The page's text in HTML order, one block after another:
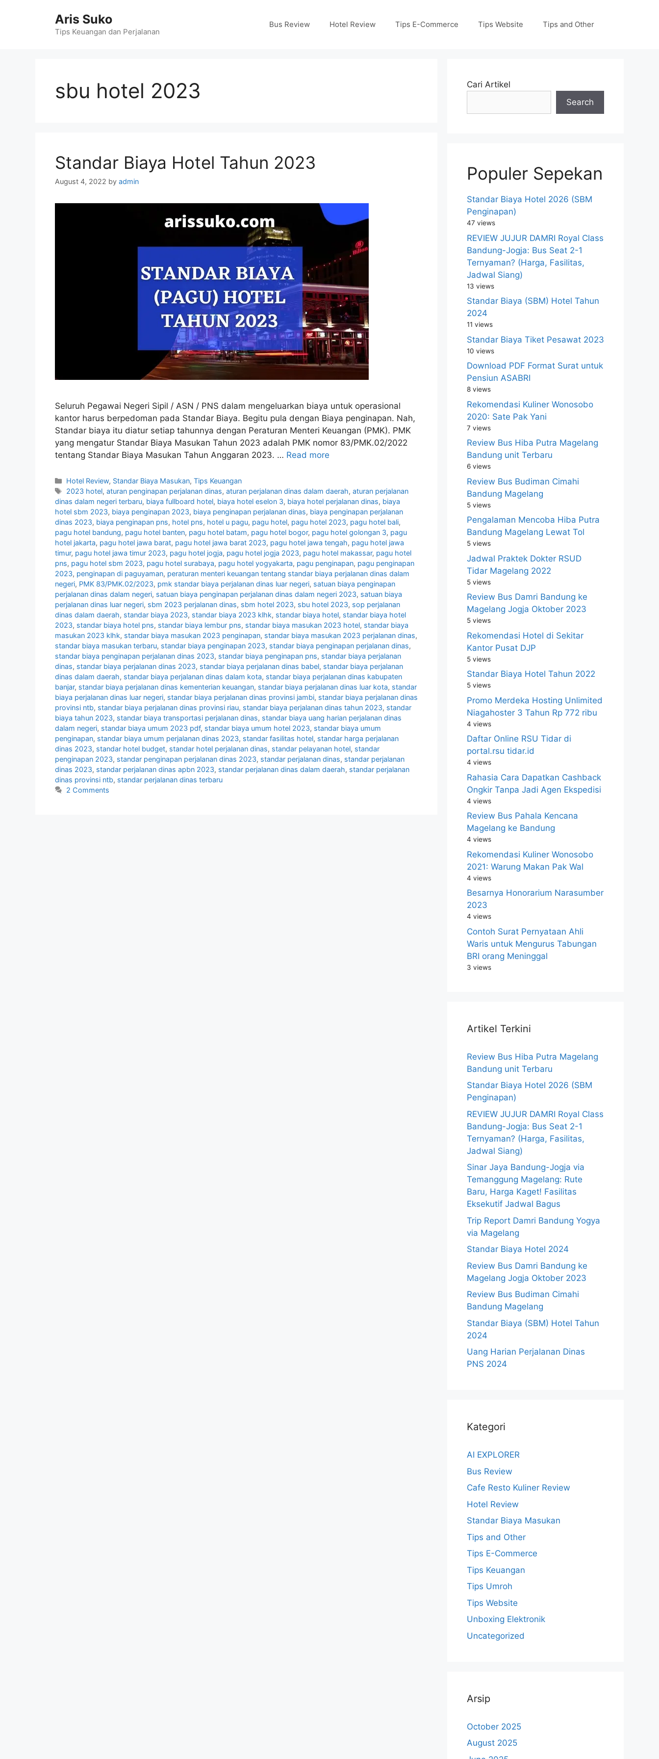
Aris Suko
Tips Keuangan dan Perjalanan
Bus Review Hotel Review Tips E-Commerce Tips Website Tips and Other
sbu hotel 2023
Standar Biaya Hotel Tahun 2023
August 4, 2022 by admin
Seluruh Pegawai Negeri Sipil / ASN / PNS dalam mengeluarkan biaya untuk operasional
kantor harus berpedoman pada Standar Biaya. Begitu pula dengan Biaya penginapan. Nah,
Standar biaya itu diatur setiap tahunnya dengan Peraturan Menteri Keuangan (PMK). PMK
yang mengatur Standar Biaya Masukan Tahun 2023 adalah PMK nomor 83/PMK.02/2022
tentang Standar Biaya Masukan Tahun Anggaran 2023. … Read more
Categories
Hotel Review, Standar Biaya Masukan,Tips Keuangan
Tags
2023 hotel,aturan penginapan perjalanan dinas,aturan perjalanan dinas dalam daerah,aturan perjalanan
dinas dalam negeri terbaru, biaya fullboard hotel, biaya hotel eselon 3, biaya hotel perjalanan dinas, biaya
hotel sbm 2023, biaya penginapan 2023, biaya penginapan perjalanan dinas, biaya penginapan perjalanan
dinas 2023, biaya penginapan pns, hotel pns, hotel u pagu, pagu hotel, pagu hotel 2023, pagu hotel bali,
pagu hotel bandung, pagu hotel banten, pagu hotel batam, pagu hotel bogor, pagu hotel golongan 3, pagu
hotel jakarta, pagu hotel jawa barat, pagu hotel jawa barat 2023, pagu hotel jawa tengah, pagu hotel jawa
timur, pagu hotel jawa timur 2023, pagu hotel jogja, pagu hotel jogja 2023, pagu hotel makassar, pagu hotel
pns, pagu hotel sbm 2023, pagu hotel surabaya, pagu hotel yogyakarta, pagu penginapan, pagu penginapan
2023, penginapan di paguyaman, peraturan menteri keuangan tentang standar biaya perjalanan dinas dalam
negeri, PMK 83/PMK.02/2023, pmk standar biaya perjalanan dinas luar negeri, satuan biaya penginapan
perjalanan dinas dalam negeri, satuan biaya penginapan perjalanan dinas dalam negeri 2023, satuan biaya
perjalanan dinas luar negeri, sbm 2023 perjalanan dinas, sbm hotel 2023, sbu hotel 2023, sop perjalanan
dinas dalam daerah, standar biaya 2023, standar biaya 2023 klhk, standar biaya hotel, standar biaya hotel
2023, standar biaya hotel pns, standar biaya lembur pns, standar biaya masukan 2023 hotel, standar biaya
masukan 2023 klhk, standar biaya masukan 2023 penginapan, standar biaya masukan 2023 perjalanan dinas,
standar biaya masukan terbaru, standar biaya penginapan 2023, standar biaya penginapan perjalanan dinas,
standar biaya penginapan perjalanan dinas 2023, standar biaya penginapan pns, standar biaya perjalanan
dinas, standar biaya perjalanan dinas 2023, standar biaya perjalanan dinas babel, standar biaya perjalanan
dinas dalam daerah, standar biaya perjalanan dinas dalam kota, standar biaya perjalanan dinas kabupaten
banjar, standar biaya perjalanan dinas kementerian keuangan, standar biaya perjalanan dinas luar kota, standar
biaya perjalanan dinas luar negeri, standar biaya perjalanan dinas provinsi jambi, standar biaya perjalanan dinas
provinsi ntb, standar biaya perjalanan dinas provinsi riau, standar biaya perjalanan dinas tahun 2023, standar
biaya tahun 2023, standar biaya transportasi perjalanan dinas, standar biaya uang harian perjalanan dinas
dalam negeri, standar biaya umum 2023 pdf, standar biaya umum hotel 2023, standar biaya umum
penginapan, standar biaya umum perjalanan dinas 2023, standar fasilitas hotel, standar harga perjalanan
dinas 2023, standar hotel budget, standar hotel perjalanan dinas, standar pelayanan hotel, standar
penginapan 2023, standar penginapan perjalanan dinas 2023, standar perjalanan dinas, standar perjalanan
dinas 2023, standar perjalanan dinas apbn 2023, standar perjalanan dinas dalam daerah, standar perjalanan
dinas provinsi ntb, standar perjalanan dinas terbaru
2 Comments
Cari Artikel
Search
Populer Sepekan
Standar Biaya Hotel 2026 (SBM
Penginapan)
47 views
REVIEW JUJUR DAMRI Royal Class
Bandung-Jogja: Bus Seat 2-1
Ternyaman? (Harga, Fasilitas,
Jadwal Siang)
13 views
Standar Biaya (SBM) Hotel Tahun
2024
11 views
Standar Biaya Tiket Pesawat 2023
10 views
Download PDF Format Surat untuk
Pensiun ASABRI
8 views
Rekomendasi Kuliner Wonosobo
2020: Sate Pak Yani
7 views
Review Bus Hiba Putra Magelang
Bandung unit Terbaru
6 views
Review Bus Budiman Cimahi
Bandung Magelang
5 views
Pengalaman Mencoba Hiba Putra
Bandung Magelang Lewat Tol
5 views
Jadwal Praktek Dokter RSUD
Tidar Magelang 2022
5 views
Review Bus Damri Bandung ke
Magelang Jogja Oktober 2023
5 views
Rekomendasi Hotel di Sekitar
Kantor Pusat DJP
5 views
Standar Biaya Hotel Tahun 2022
5 views
Promo Merdeka Hosting Unlimited
Niagahoster 3 Tahun Rp 772 ribu
4 views
Daftar Online RSU Tidar di
portal.rsu tidar.id
4 views
Rahasia Cara Dapatkan Cashback
Ongkir Tanpa Jadi Agen Ekspedisi
4 views
Review Bus Pahala Kencana
Magelang ke Bandung
4 views
Rekomendasi Kuliner Wonosobo
2021: Warung Makan Pak Wal
4 views
Besarnya Honorarium Narasumber
2023
4 views
Contoh Surat Pernyataan Ahli
Waris untuk Mengurus Tabungan
BRI orang Meninggal
3 views
Artikel Terkini
Review Bus Hiba Putra Magelang
Bandung unit Terbaru
Standar Biaya Hotel 2026 (SBM
Penginapan)
REVIEW JUJUR DAMRI Royal Class
Bandung-Jogja: Bus Seat 2-1
Ternyaman? (Harga, Fasilitas,
Jadwal Siang)
Sinar Jaya Bandung-Jogja via
Temanggung Magelang: Rute
Baru, Harga Kaget! Fasilitas
Eksekutif Jadwal Bagus
Trip Report Damri Bandung Yogya
via Magelang
Standar Biaya Hotel 2024
Review Bus Damri Bandung ke
Magelang Jogja Oktober 2023
Review Bus Budiman Cimahi
Bandung Magelang
Standar Biaya (SBM) Hotel Tahun
2024
Uang Harian Perjalanan Dinas
PNS 2024
Kategori
AI EXPLORER
Bus Review
Cafe Resto Kuliner Review
Hotel Review
Standar Biaya Masukan
Tips and Other
Tips E-Commerce
Tips Keuangan
Tips Umroh
Tips Website
Unboxing Elektronik
Uncategorized
Arsip
October 2025
August 2025